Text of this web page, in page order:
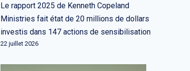
Le rapport 2025 de Kenneth Copeland
Ministries fait état de 20 millions de dollars
investis dans 147 actions de sensibilisation
22 juillet 2026